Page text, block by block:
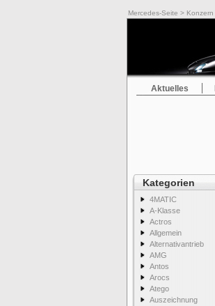
Mercedes-Seite > Konzern
Aktuelles
Kategorien
4MATIC
A-Klasse
Actros
Allgemein
Alternativantrieb
AMG
Antos
Arocs
Atego
Auszeichnung